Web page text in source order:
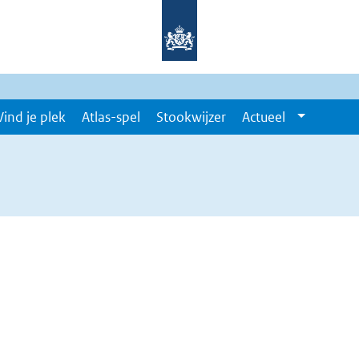
je plek Atlas-spel Stookwijzer Actueel